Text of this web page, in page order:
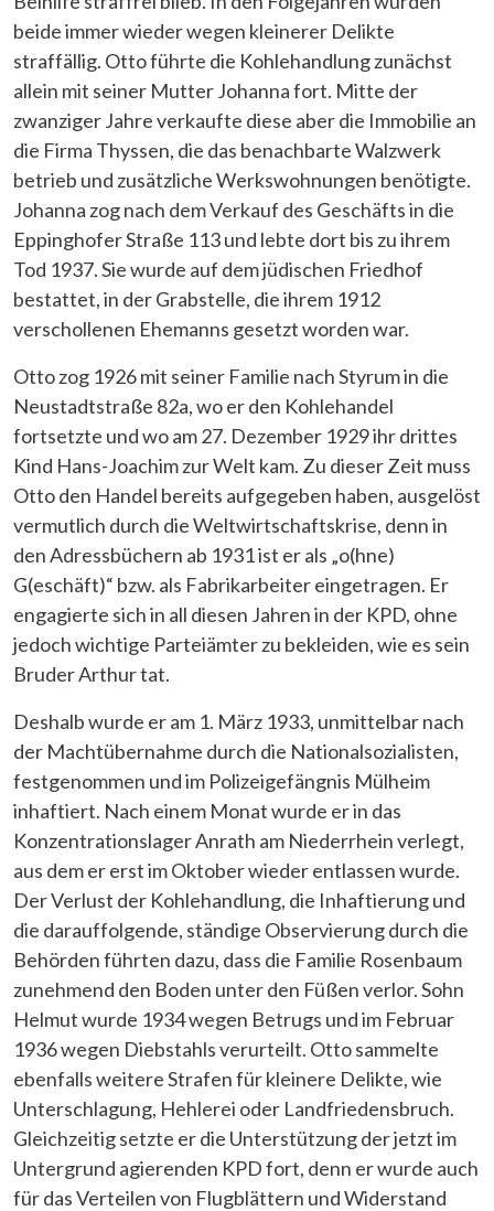
beide immer wieder wegen kleinerer Delikte
straffällig. Otto führte die Kohlehandlung zunächst
allein mit seiner Mutter Johanna fort. Mitte der
zwanziger Jahre verkaufte diese aber die Immobilie an
die Firma Thyssen, die das benachbarte Walzwerk
betrieb und zusätzliche Werkswohnungen benötigte.
Johanna zog nach dem Verkauf des Geschäfts in die
Eppinghofer Straße 113 und lebte dort bis zu ihrem
Tod 1937. Sie wurde auf dem jüdischen Friedhof
bestattet, in der Grabstelle, die ihrem 1912
verschollenen Ehemanns gesetzt worden war.
Otto zog 1926 mit seiner Familie nach Styrum in die
Neustadtstraße 82a, wo er den Kohlehandel
fortsetzte und wo am 27. Dezember 1929 ihr drittes
Kind Hans-Joachim zur Welt kam. Zu dieser Zeit muss
Otto den Handel bereits aufgegeben haben, ausgelöst
vermutlich durch die Weltwirtschaftskrise, denn in
den Adressbüchern ab 1931 ist er als „o(hne)
G(eschäft)“ bzw. als Fabrikarbeiter eingetragen. Er
engagierte sich in all diesen Jahren in der KPD, ohne
jedoch wichtige Parteiämter zu bekleiden, wie es sein
Bruder Arthur tat.
Deshalb wurde er am 1. März 1933, unmittelbar nach
der Machtübernahme durch die Nationalsozialisten,
festgenommen und im Polizeigefängnis Mülheim
inhaftiert. Nach einem Monat wurde er in das
Konzentrationslager Anrath am Niederrhein verlegt,
aus dem er erst im Oktober wieder entlassen wurde.
Der Verlust der Kohlehandlung, die Inhaftierung und
die darauffolgende, ständige Observierung durch die
Behörden führten dazu, dass die Familie Rosenbaum
zunehmend den Boden unter den Füßen verlor. Sohn
Helmut wurde 1934 wegen Betrugs und im Februar
1936 wegen Diebstahls verurteilt. Otto sammelte
ebenfalls weitere Strafen für kleinere Delikte, wie
Unterschlagung, Hehlerei oder Landfriedensbruch.
Gleichzeitig setzte er die Unterstützung der jetzt im
Untergrund agierenden KPD fort, denn er wurde auch
für das Verteilen von Flugblättern und Widerstand